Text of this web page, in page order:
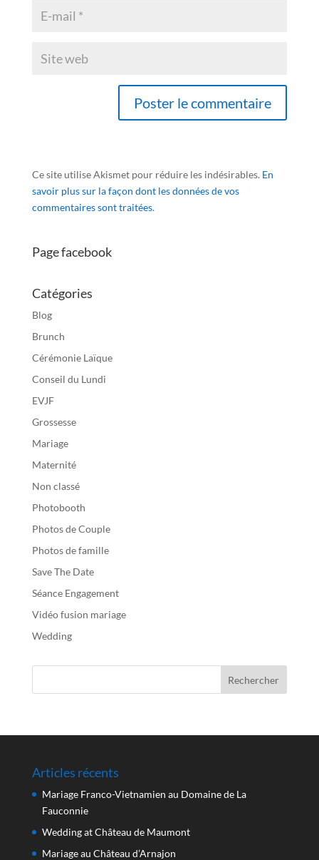
Ce site utilise Akismet pour réduire les indésirables. En
savoir plus sur la façon dont les données de vos
commentaires sont traitées.
Page facebook
Catégories
Blog
Brunch
Cérémonie Laïque
Conseil du Lundi
EVJF
Grossesse
Mariage
Maternité
Non classé
Photobooth
Photos de Couple
Photos de famille
Save The Date
Séance Engagement
Vidéo fusion mariage
Wedding
Articles récents
Mariage Franco-Vietnamien au Domaine de La
Fauconnie
Wedding at Château de Maumont
Mariage au Château d’Arnajon